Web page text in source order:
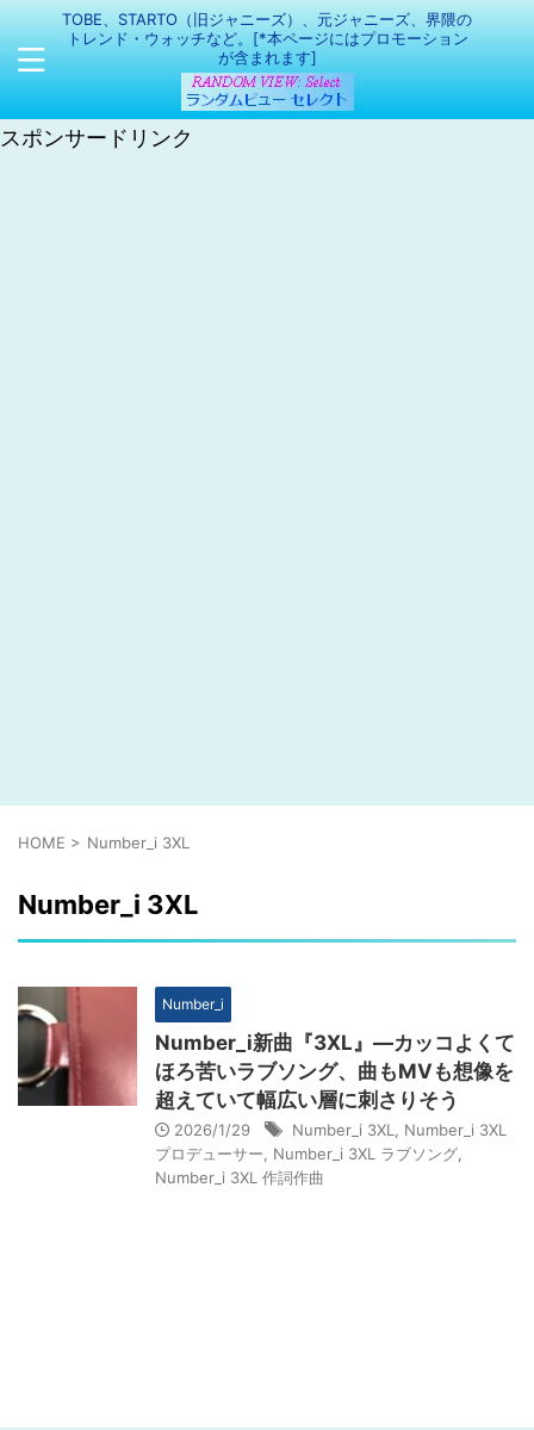
TOBE、STARTO（旧ジャニーズ）、元ジャニーズ、界隈の
トレンド・ウォッチなど。[*本ページにはプロモーション
が含まれます]
スポンサードリンク
HOME > Number_i 3XL
Number_i 3XL
Number_i
Number_i新曲『3XL』―カッコよくて
ほろ苦いラブソング、曲もMVも想像を
超えていて幅広い層に刺さりそう
2026/1/29 Number_i 3XL
Number_i 3XL
プロデューサー
Number_i 3XL ラブソング
Number_i 3XL 作詞作曲